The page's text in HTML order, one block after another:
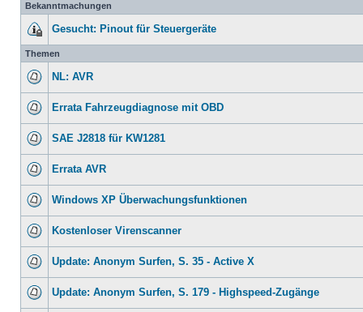
Bekanntmachungen
Gesucht: Pinout für Steuergeräte
Themen
NL: AVR
Errata Fahrzeugdiagnose mit OBD
SAE J2818 für KW1281
Errata AVR
Windows XP Überwachungsfunktionen
Kostenloser Virenscanner
Update: Anonym Surfen, S. 35 - Active X
Update: Anonym Surfen, S. 179 - Highspeed-Zugänge